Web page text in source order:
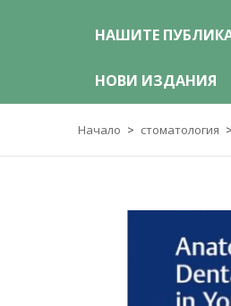
НАШИТЕ
НОВИ ИЗДАНИЯ
Начало стоматология